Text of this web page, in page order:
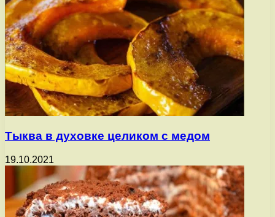
Тыква в духовке целиком с медом
19.10.2021